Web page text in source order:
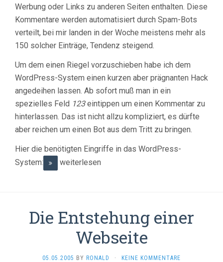
Werbung oder Links zu anderen Seiten enthalten. Diese
Kommentare werden automatisiert durch Spam-Bots
verteilt, bei mir landen in der Woche meistens mehr als
150 solcher Einträge, Tendenz steigend.
Um dem einen Riegel vorzuschieben habe ich dem
WordPress-System einen kurzen aber prägnanten Hack
angedeihen lassen. Ab sofort muß man in ein
spezielles Feld 123eintippen um einen Kommentar zu
hinterlassen. Das ist nicht allzu kompliziert, es dürfte
aber reichen um einen Bot aus dem Tritt zu bringen.
Hier die benötigten Eingriffe in das WordPress-
System:
weiterlesen
Die Entstehung einer
Webseite
05.05.2005 BY RONALD · KEINE KOMMENTARE